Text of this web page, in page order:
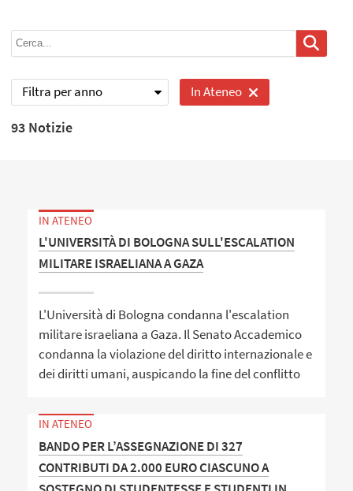
Filtra per anno In Ateneo
93 Notizie
IN ATENEO
L'UNIVERSITÀ DI BOLOGNA SULL'ESCALATION
MILITARE ISRAELIANA A GAZA
L'Università di Bologna condanna l'escalation
militare israeliana a Gaza. Il Senato Accademico
condanna la violazione del diritto internazionale e
dei diritti umani, auspicando la fine del conflitto
IN ATENEO
BANDO PER L’ASSEGNAZIONE DI 327
CONTRIBUTI DA 2.000 EURO CIASCUNO A